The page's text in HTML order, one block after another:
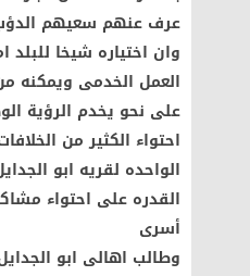
عرف عنهم سعيهم
وان اختياره شيخا
العمل الخدمى ويمكنه
على نحو يخدم الرؤية
احتواء الكثير من
الواحده لقريه ابو
القدره على احتواء
أسرى
وطالب اهالى ابو